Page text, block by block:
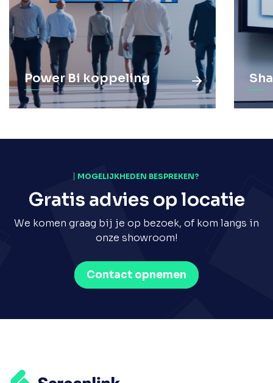
Power Bi koppeling
MOGELIJKHEDEN BESPREKEN?
Gratis advies op locatie
We komen graag bij je op bezoek, of kom langs in
onze showroom!
Contact opnemen